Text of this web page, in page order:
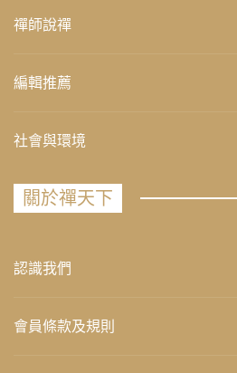
禪師說禪
編輯推薦
社會與環境
關於禪天下
認識我們
會員條款及規則